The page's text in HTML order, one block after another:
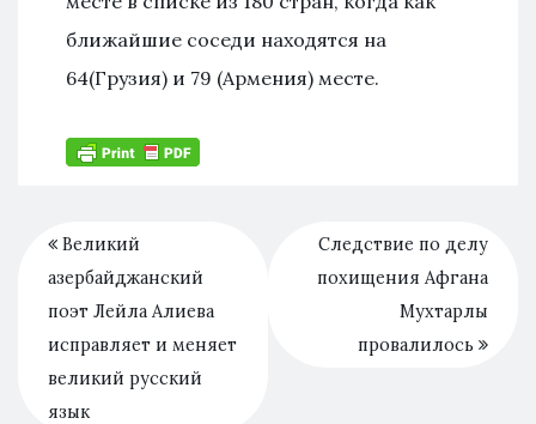
ближайшие соседи находятся на
64(Грузия) и 79 (Армения) месте.
Великий
азербайджанский
поэт Лейла Алиева
исправляет и меняет
великий русский
язык
Следствие по делу
похищения Афгана
Мухтарлы
провалилось